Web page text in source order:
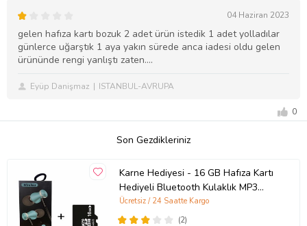
04 Haziran 2023
gelen hafıza kartı bozuk 2 adet ürün istedik 1 adet yolladılar
günlerce uğarştık 1 aya yakın sürede anca iadesi oldu gelen
ürününde rengi yanlıştı zaten....
Eyüp Danişmaz ISTANBUL-AVRUPA
0
Son Gezdikleriniz
Karne Hediyesi - 16 GB Hafıza Kartı
Hediyeli Bluetooth Kulaklık MP3
Çalar (Mavi)
(2)
Ücretsiz / 24 Saatte Kargo